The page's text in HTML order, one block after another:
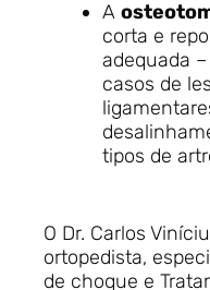
A
corta e
adequada
casos de
tipos de
O Dr. Carlos
ortopedista,
de choque e